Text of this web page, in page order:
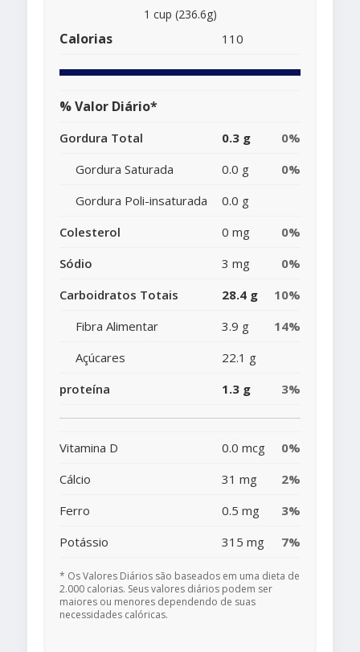
1 cup (236.6g)
Calorias 110
% Valor Diário*
Gordura Total 0.3 g
0%
Gordura Saturada
0.0 g
0%
Gordura Poli-insaturada
0.0 g
Colesterol
0 mg
0%
Sódio
3 mg
0%
Carboidratos Totais
28.4 g
10%
Fibra Alimentar
3.9 g
14%
Açúcares
22.1 g
proteína
1.3 g 3%
Vitamina D 0.0 mcg
0%
Cálcio
31 mg
2%
Ferro
0.5 mg
3%
Potássio
315 mg 7%
* Os Valores Diários são baseados em uma dieta de
2.000 calorias. Seus valores diários podem ser
maiores ou menores dependendo de suas
necessidades calóricas.